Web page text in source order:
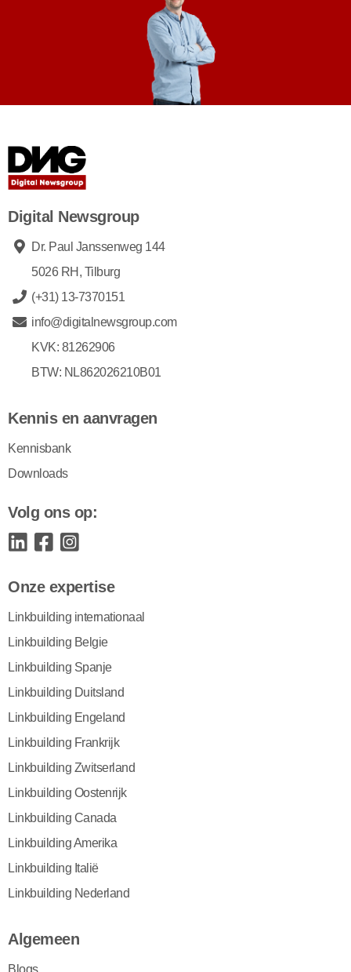
Digital Newsgroup
Dr. Paul Janssenweg 144
5026 RH, Tilburg
(+31) 13-7370151
info@digitalnewsgroup.com
KVK: 81262906
BTW: NL862026210B01
Kennis en aanvragen
Kennisbank
Downloads
Volg ons op:
Onze expertise
Linkbuilding internationaal
Linkbuilding Belgie
Linkbuilding Spanje
Linkbuilding Duitsland
Linkbuilding Engeland
Linkbuilding Frankrijk
Linkbuilding Zwitserland
Linkbuilding Oostenrijk
Linkbuilding Canada
Linkbuilding Amerika
Linkbuilding Italië
Linkbuilding Nederland
Algemeen
Blogs